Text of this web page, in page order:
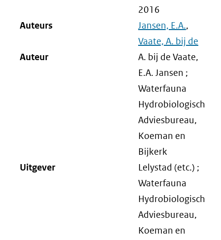
2016
Auteurs
Jansen, E.A.,
Vaate, A. bij de
Auteur
A. bij de Vaate,
E.A. Jansen ;
Waterfauna
Hydrobiologisch
Adviesbureau,
Koeman en
Bijkerk
Uitgever
Lelystad (etc.) ;
Waterfauna
Hydrobiologisch
Adviesbureau,
Koeman en